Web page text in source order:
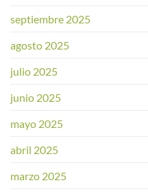
septiembre 2025
agosto 2025
julio 2025
junio 2025
mayo 2025
abril 2025
marzo 2025